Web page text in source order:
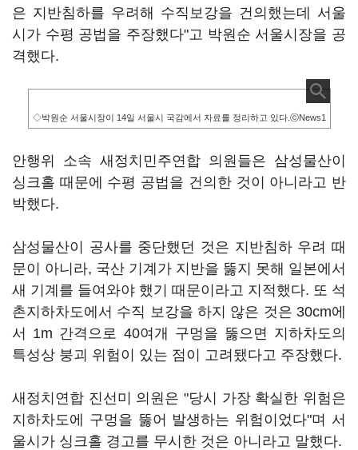
은 지반침하를 우려해 수직보강을 건의했는데 서울
시가 수평 공법을 주장했다"고 박원순 서울시장을 공
격했다.
◇박원순 서울시장이 14일 서울시 국감에서 자료를 정리하고 있다.ⓒNews1
안행위 소속 새정치민주연합 의원들은 삼성물산이
싱크홀 때문에 수평 공법을 건의한 것이 아니라고 반
박했다.
삼성물산이 공사를 중단했던 것은 지반침하 우려 때
문이 아니라, 국산 기계가 지반을 뚫지 못해 일본에서
새 기계를 들여와야 했기 때문이라고 지적했다. 또 석
촌지하차도에서 수직 보강을 하지 않은 것은 30cm에
서 1m 간격으로 40여개 구멍을 뚫으면 지하차도의
특성상 붕괴 위험이 있는 점이 고려됐다고 주장했다.
새정치연합 진선미 의원은 "당시 가장 확실한 위험은
지하차도에 구멍을 뚫어 발생하는 위험이었다"며 서
울시가 싱크홀 경고를 무시한 것은 아니라고 말했다.